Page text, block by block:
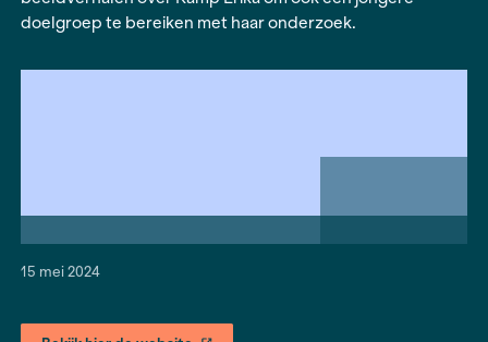
geschiedenis van het vrijwel vergeten
doelgroep te bereiken met haar onderzoek.